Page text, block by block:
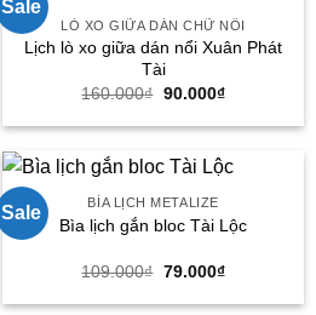
Sale
LÒ XO GIỮA DÁN CHỮ NỔI
Lịch lò xo giữa dán nổi Xuân Phát
Tài
160.000₫ Giá
là:
90.000₫Giá
tại
90.000₫.
Sale BÌA LỊCH METALIZE
Bìa lịch gắn bloc Tài Lộc
109.000₫ Giá
là:
79.000₫Giá
tại